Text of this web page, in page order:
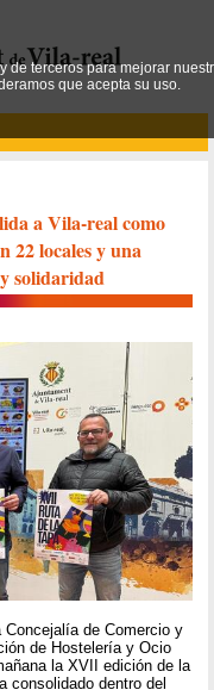
a Vila-real como
22 locales y una
solidaridad
de Comercio y
de Hostelería y Ocio
la XVII edición de la
consolidado dentro del
de terceros para mejorar
que acepta su uso.